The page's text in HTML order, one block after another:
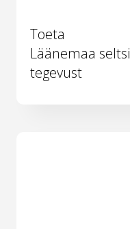
Toeta
Läänemaa seltsi
tegevust